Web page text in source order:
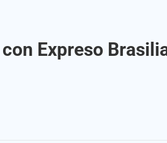
Expreso